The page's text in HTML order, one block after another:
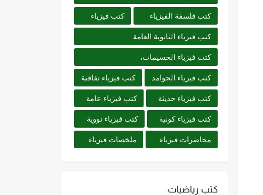
كتب فلسفة الفيزياء كتب فيزياء
كتب فيزياء الثانوية العامة
كتب فيزياء الجسيمات،
كتب فيزياء الجوامد كتب فيزياء ثقافية
كتب فيزياء حديثة كتب فيزياء عامة
كتب فيزياء كونية كتب فيزياء نووية
محاضرات فيزياء ملخصات فيزياء
كتب رياضيات